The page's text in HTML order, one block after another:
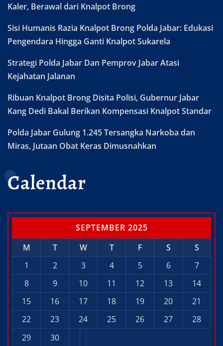
Kaler, Berawal dari Knalpot Brong
Sisi Humanis Razia Knalpot Brong Polda Jabar: Edukasi
Pengendara Hingga Ganti Knalpot Sukarela
Strategi Polda Jabar Dan Pemprov Jabar Atasi
Kejahatan Jalanan
Ribuan Knalpot Brong Disita Polisi, Gubernur Jabar
Kang Dedi Bakal Berikan Kompensasi Knalpot Standar
Polda Jabar Gulung 1.245 Tersangka Narkoba dan
Miras, Jutaan Obat Keras Dimusnahkan
Calendar
SEPTEMBER 2025
M
T W T F S
S
1
2 3 4 5 6
7
8
9 10 11 12 13
14
15
16 17 18 19 20
21
22
23 24 25 26 27
28
29
30